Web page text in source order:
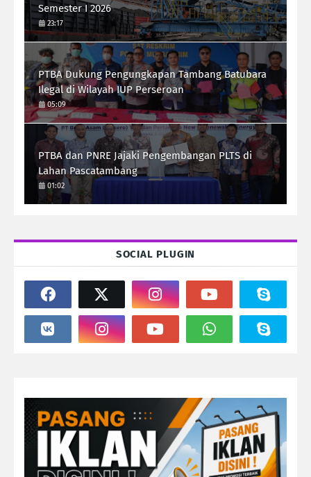
Semester I 2026
23:17
PTBA Dukung Pengungkapan Tambang Batubara
Ilegal di Wilayah IUP Perseroan
05:09
PTBA dan PNRE Jajaki Pengembangan PLTS di
Lahan Pascatambang
01:02
SOCIAL PLUGIN